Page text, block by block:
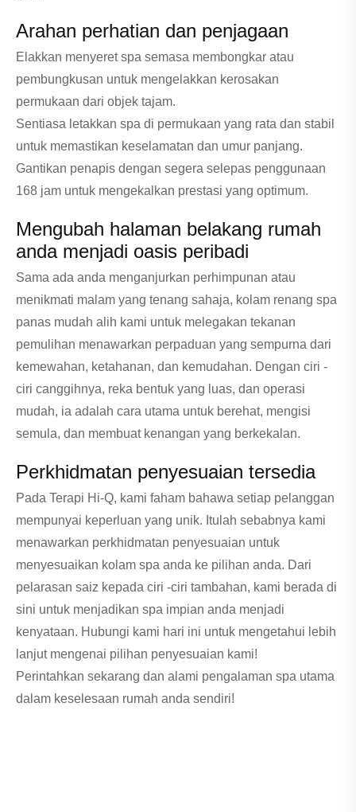
Arahan perhatian dan penjagaan
Elakkan menyeret spa semasa membongkar atau
pembungkusan untuk mengelakkan kerosakan
permukaan dari objek tajam.
Sentiasa letakkan spa di permukaan yang rata dan stabil
untuk memastikan keselamatan dan umur panjang.
Gantikan penapis dengan segera selepas penggunaan
168 jam untuk mengekalkan prestasi yang optimum.
Mengubah halaman belakang rumah
anda menjadi oasis peribadi
Sama ada anda menganjurkan perhimpunan atau
menikmati malam yang tenang sahaja, kolam renang spa
panas mudah alih kami untuk melegakan tekanan
pemulihan menawarkan perpaduan yang sempurna dari
kemewahan, ketahanan, dan kemudahan. Dengan ciri -
ciri canggihnya, reka bentuk yang luas, dan operasi
mudah, ia adalah cara utama untuk berehat, mengisi
semula, dan membuat kenangan yang berkekalan.
Perkhidmatan penyesuaian tersedia
Pada Terapi Hi-Q, kami faham bahawa setiap pelanggan
mempunyai keperluan yang unik. Itulah sebabnya kami
menawarkan perkhidmatan penyesuaian untuk
menyesuaikan kolam spa anda ke pilihan anda. Dari
pelarasan saiz kepada ciri -ciri tambahan, kami berada di
sini untuk menjadikan spa impian anda menjadi
kenyataan. Hubungi kami hari ini untuk mengetahui lebih
lanjut mengenai pilihan penyesuaian kami!
Perintahkan sekarang dan alami pengalaman spa utama
dalam keselesaan rumah anda sendiri!